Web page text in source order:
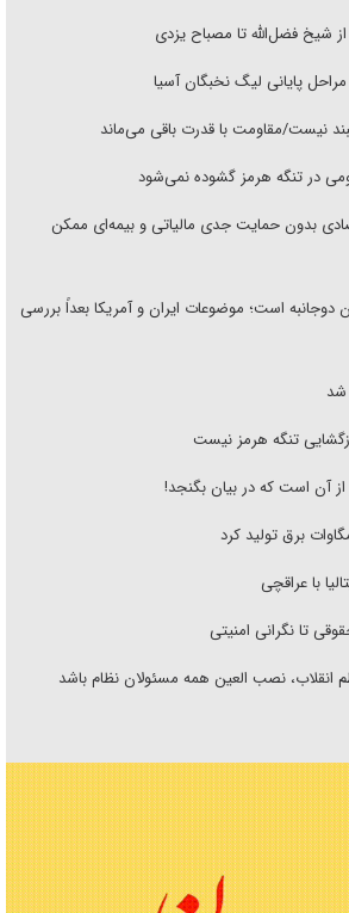
شیخ فضل‌الله تا مصباح یزدی
پایانی لیگ نخبگان آسیا
نیست/مقاومت با قدرت باقی می‌ماند
در تنگه هرمز گشوده نمی‌شود
بدون حمایت جدی مالیاتی و بیمه‌ای ممکن
دوجانبه است؛ موضوعات ایران و آمریکا بعداً بررسی
شد
تنگه هرمز نیست
آن است که در بیان بگنجد!
با عراقچی
تا نگرانی امنیتی
انقلاب، نصب العین همه مسئولان نظام باشد